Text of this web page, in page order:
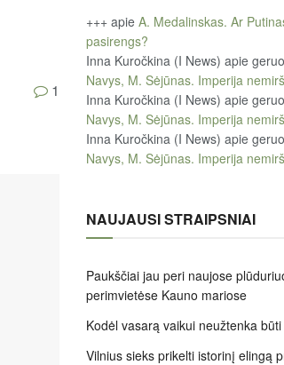
1
+++ apie A. Medalinskas. Ar
pasirengs?
Inna Kuročkina (I News) apie
Navys, M. Sėjūnas. Imperija
Inna Kuročkina (I News) apie
Navys, M. Sėjūnas. Imperija
Inna Kuročkina (I News) apie
Navys, M. Sėjūnas. Imperija
NAUJAUSI STRAIPSNIAI
Paukščiai jau peri naujose
perimvietėse Kauno mariose
Kodėl vasarą vaikui neužtenka
Vilnius sieks prikelti istorinį elingą